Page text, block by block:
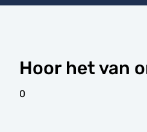
Hoor het van
0